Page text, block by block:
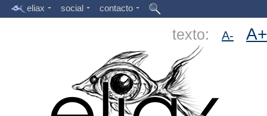
eliax social contacto
texto: A- A+